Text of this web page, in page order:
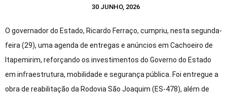
30 JUNHO, 2026
O governador do Estado, Ricardo Ferraço, cumpriu, nesta segunda-
feira (29), uma agenda de entregas e anúncios em Cachoeiro de
Itapemirim, reforçando os investimentos do Governo do Estado
em infraestrutura, mobilidade e segurança pública. Foi entregue a
obra de reabilitação da Rodovia São Joaquim (ES-478), além de